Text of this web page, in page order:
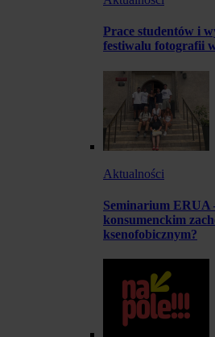
Prace studentów i
festiwalu fotografii
Aktualności
Seminarium ERUA
konsumenckim
ksenofobicznym?